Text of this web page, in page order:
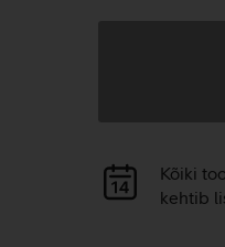
Andmete
laadimine
Kõiki
kehtib